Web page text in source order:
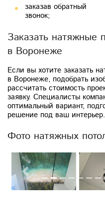
заказав обратный
звонок;
Заказать натяжные
в Воронеже
Если вы хотите заказать
в Воронеже, подобрать
рассчитать стоимость
заявку. Специалисты
оптимальный вариант,
решение под ваш интерьер.
Фото натяжных
Previous